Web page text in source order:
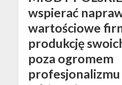
wspierać
wartościowe
produkcję
poza ogromem
profesjonalizmu